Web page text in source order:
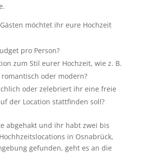
möchtet ihr eure Hochzeit
pro Person?
zum Stil eurer Hochzeit, wie z. B.
romantisch oder modern?
oder zelebriert ihr eine freie
der Location stattfinden soll?
abgehakt und ihr habt zwei bis
in Osnabrück,
gefunden, geht es an die